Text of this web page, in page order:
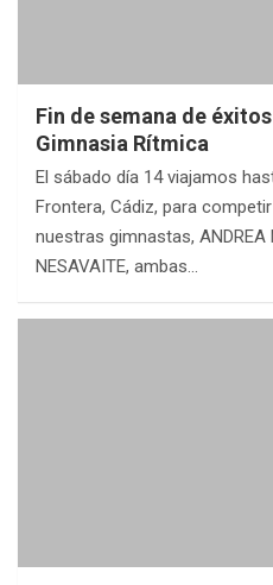
Fin de semana de
Gimnasia Rítmica
El sábado día 14 viajamos
Frontera, Cádiz, para
nuestras gimnastas, ANDREA
NESAVAITE, ambas…